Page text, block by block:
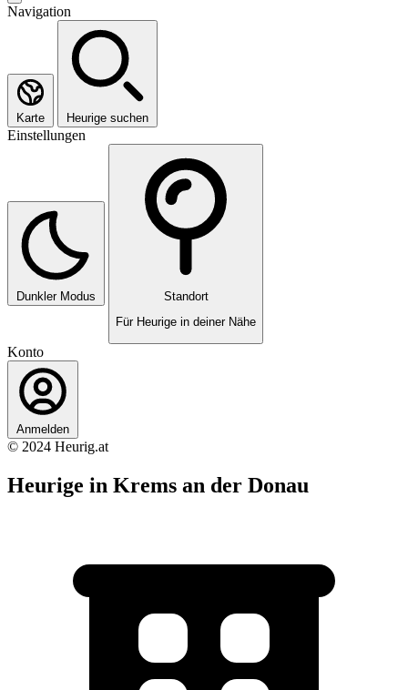
Navigation
Karte Heurige suchen
Einstellungen
Dunkler Modus
Standort
Für Heurige in deiner Nähe
Konto
Anmelden
© 2024 Heurig.at
Heurige in Krems an der Donau